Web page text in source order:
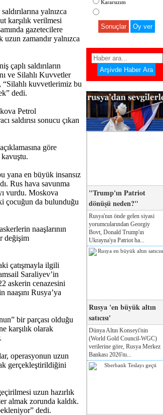
yalnızca
karşılık verilmesi
gazetecilere
zamandır yalnızca
çaplı saldırıların
ve Silahlı Kuvvetler
“Silahlı kuvvetlerimiz bu
dedi.
Petrol
saldırısı sonucu çıkan
göre
kavuştu.
yana en büyük insansız
Rus hava savunma
vurdu. Moskova
çocuğun da bulunduğu
naaşlarının
değişim
çatışmayla ilgili
Saraliyev’in
askerin cenazesini
Rusya’ya
bir parçası olduğu
karşılık olarak
operasyonun uzun
gerçekleştirildiğini
uzun hazırlık
almak zorunda kaldık.
dedi.
Kararsızım
Sonuçlar
"Trump'ın Patriot
dönüşü neden?"
Rusya'nın önde gelen siyasi
yorumcularından Georgiy
Bovt, Donald Trump'ın
Ukrayna'ya Patriot ha...
Rusya 'en büyük altın
satıcısı'
Dünya Altın Konseyi'nin
(World Gold Council-WGC)
verilerine göre, Rusya Merkez
Bankası 2026'nı...